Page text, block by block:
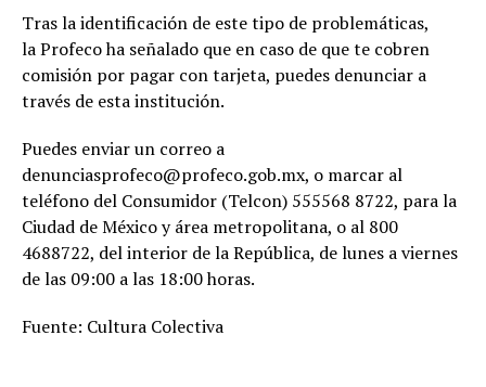
Tras la identificación de este tipo de problemáticas,
la Profeco ha señalado que en caso de que te cobren
comisión por pagar con tarjeta, puedes denunciar a
través de esta institución.
Puedes enviar un correo a
denunciasprofeco@profeco.gob.mx, o marcar al
teléfono del Consumidor (Telcon) 555568 8722, para la
Ciudad de México y área metropolitana, o al 800
4688722, del interior de la República, de lunes a viernes
de las 09:00 a las 18:00 horas.
Fuente: Cultura Colectiva